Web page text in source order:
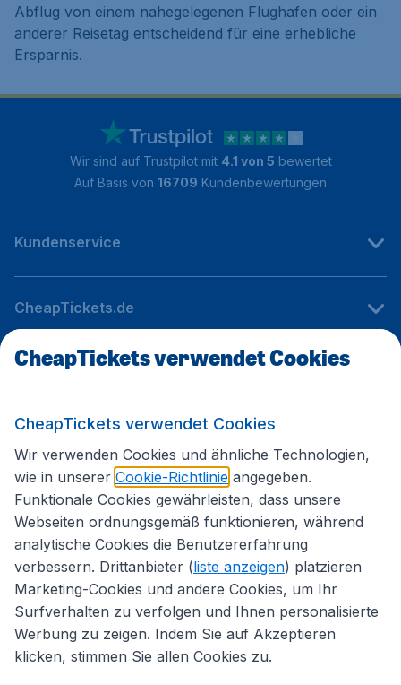
Abflug von einem nahegelegenen Flughafen oder ein
anderer Reisetag entscheidend für eine erhebliche
Ersparnis.
Wir sind auf Trustpilot mit 4.1 von 5 bewertet
Auf Basis von 16709 Kundenbewertungen
Kundenservice
CheapTickets.de
Internationale Webseiten
Folgen Sie uns:
CheapTickets verwendet Cookies
CheapTickets verwendet Cookies
Wir verwenden Cookies und ähnliche Technologien,
wie in unserer Cookie-Richtlinie angegeben.
Funktionale Cookies gewährleisten, dass unsere
Webseiten ordnungsgemäß funktionieren, während
analytische Cookies die Benutzererfahrung
verbessern. Drittanbieter (liste anzeigen) platzieren
Marketing-Cookies und andere Cookies, um Ihr
Surfverhalten zu verfolgen und Ihnen personalisierte
Werbung zu zeigen. Indem Sie auf Akzeptieren
klicken, stimmen Sie allen Cookies zu.